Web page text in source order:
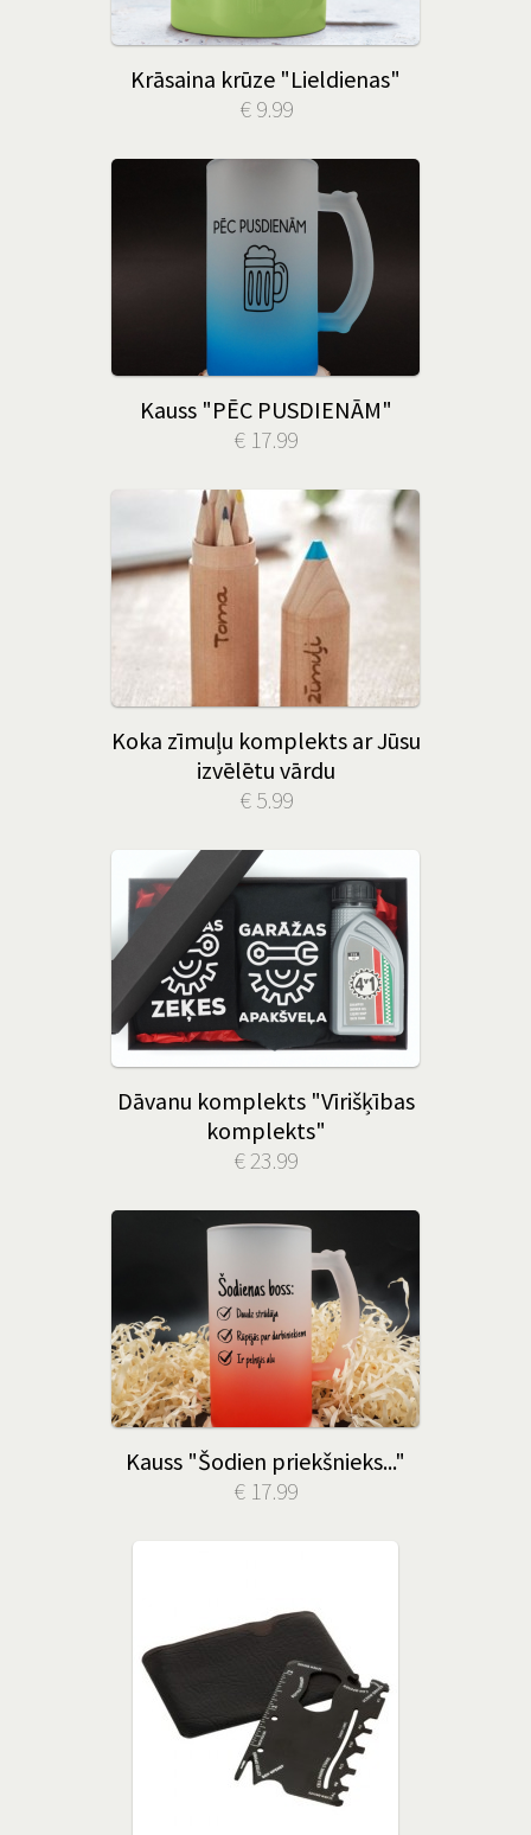
Krāsaina krūze "Lieldienas"
€ 9.99
Kauss "PĒC PUSDIENĀM"
€ 17.99
Koka zīmuļu komplekts ar Jūsu
izvēlētu vārdu
€ 5.99
Dāvanu komplekts "Vīrišķības
komplekts"
€ 23.99
Kauss "Šodien priekšnieks..."
€ 17.99